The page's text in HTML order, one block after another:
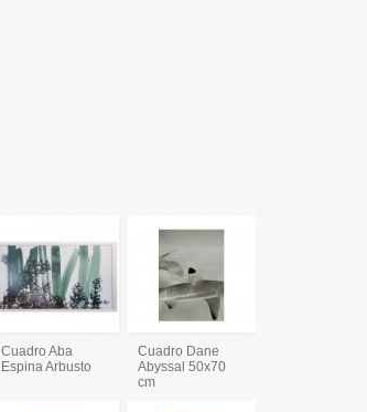
Cuadro Aba
Espina Arbusto
Cuadro Dane
Abyssal 50x70
cm